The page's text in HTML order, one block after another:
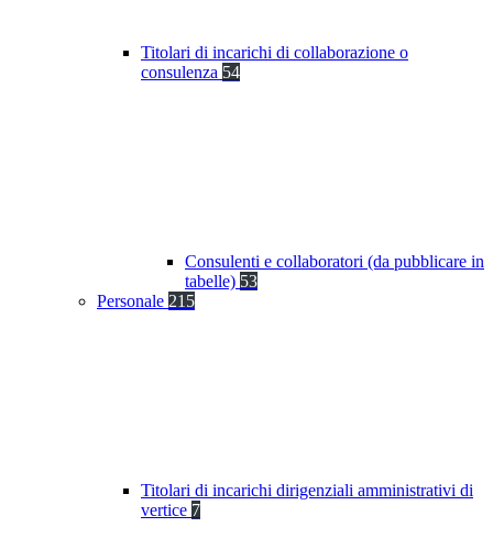
Titolari di incarichi di collaborazione o
consulenza 54
Consulenti e collaboratori (da pubblicare in
tabelle) 53
Personale 215
Titolari di incarichi dirigenziali amministrativi di
vertice 7